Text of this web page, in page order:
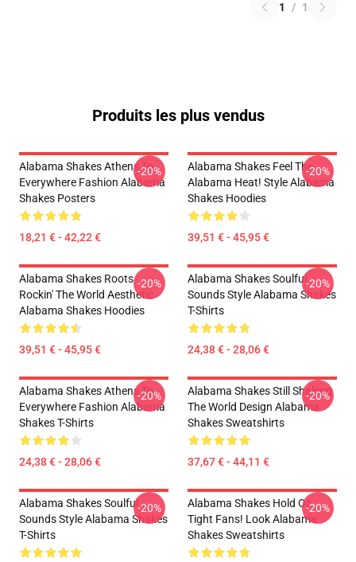
1 / 1
Produits les plus vendus
Alabama Shakes Athens To
Everywhere Fashion Alabama
Shakes Posters
18,21 € - 42,22 €
-20%
Alabama Shakes Feel The
Alabama Heat! Style Alabama
Shakes Hoodies
39,51 € - 45,95 €
-20%
Alabama Shakes Roots
Rockin' The World Aesthetic
Alabama Shakes Hoodies
39,51 € - 45,95 €
-20%
Alabama Shakes Soulful
Sounds Style Alabama Shakes
T-Shirts
24,38 € - 28,06 €
-20%
Alabama Shakes Athens To
Everywhere Fashion Alabama
Shakes T-Shirts
24,38 € - 28,06 €
-20%
Alabama Shakes Still Shaking
The World Design Alabama
Shakes Sweatshirts
37,67 € - 44,11 €
-20%
Alabama Shakes Soulful
Sounds Style Alabama Shakes
T-Shirts
-20%
Alabama Shakes Hold On
Tight Fans! Look Alabama
Shakes Sweatshirts
-20%